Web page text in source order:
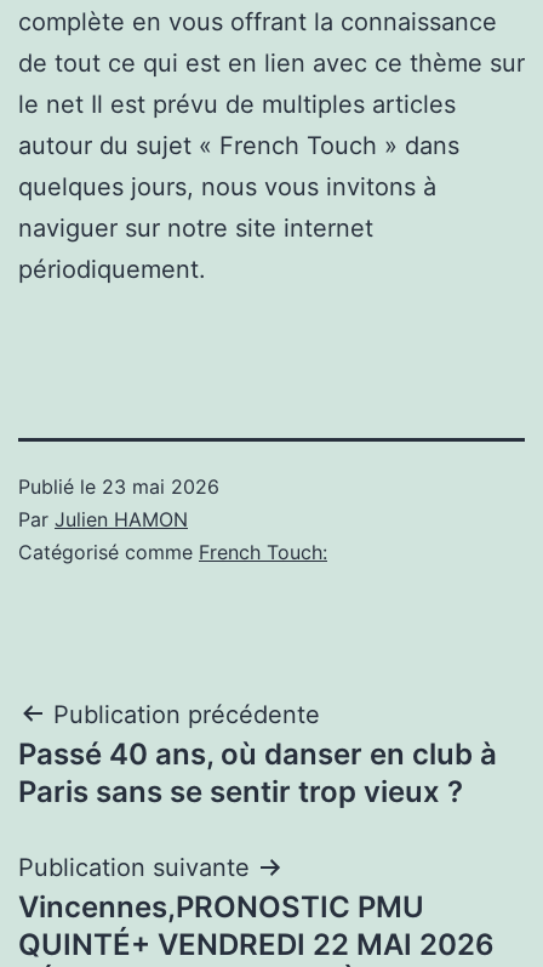
complète en vous offrant la connaissance
de tout ce qui est en lien avec ce thème sur
le net Il est prévu de multiples articles
autour du sujet « French Touch » dans
quelques jours, nous vous invitons à
naviguer sur notre site internet
périodiquement.
Publié le 23 mai 2026
Par Julien HAMON
Catégorisé comme French Touch:
Navigation
de
Publication précédente
Passé 40 ans, où danser en club à
Paris sans se sentir trop vieux ?
Publication suivante
Vincennes,PRONOSTIC PMU
QUINTÉ+ VENDREDI 22 MAI 2026